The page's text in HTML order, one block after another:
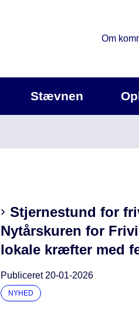
Om
Stævnen
Stjernestund for
Nytårskuren for
lokale kræfter med
Publiceret 20-01-2026
NYHED